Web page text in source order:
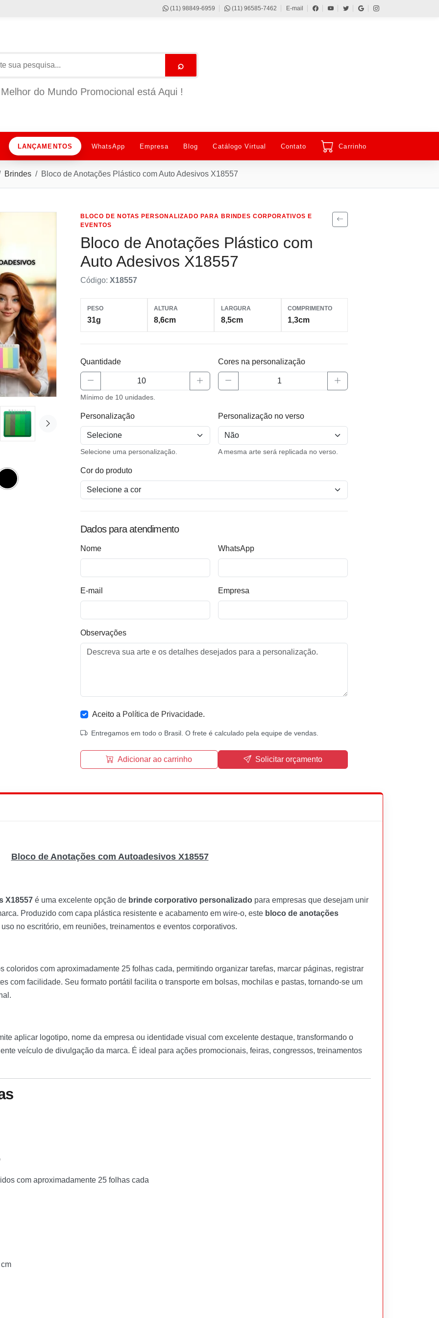
(11) 98849-6959 (11) 96585-7462 E-mail
⌕
do Mundo Promocional está Aqui !
LANÇAMENTOS WhatsApp Empresa Blog Catálogo Virtual Contato Carrinho
Brindes Bloco de Anotações Plástico com Auto Adesivos X18557
BLOCO DE NOTAS PERSONALIZADO PARA BRINDES CORPORATIVOS E
EVENTOS
Bloco de Anotações Plástico com
Auto Adesivos X18557
Código: X18557
PESO
31g
ALTURA
8,6cm
LARGURA
8,5cm
COMPRIMENTO
1,3cm
Quantidade
Mínimo de 10 unidades.
Cores na personalização
Personalização
Selecione uma personalização.
Personalização no verso
A mesma arte será replicada no verso.
Cor do produto
Dados para atendimento
Nome WhatsApp
E-mail Empresa
Observações
Aceito a Política de Privacidade.
Entregamos em todo o Brasil. O frete é calculado pela equipe de vendas.
Adicionar ao carrinho Solicitar orçamento
Bloco de Anotações com Autoadesivos X18557
X18557 é uma excelente opção de brinde corporativo personalizado para empresas que desejam unir
Produzido com capa plástica resistente e acabamento em wire-o, este bloco de anotações
no escritório, em reuniões, treinamentos e eventos corporativos.
coloridos com aproximadamente 25 folhas cada, permitindo organizar tarefas, marcar páginas, registrar
com facilidade. Seu formato portátil facilita o transporte em bolsas, mochilas e pastas, tornando-se um
aplicar logotipo, nome da empresa ou identidade visual com excelente destaque, transformando o
veículo de divulgação da marca. É ideal para ações promocionais, feiras, congressos, treinamentos
com aproximadamente 25 folhas cada